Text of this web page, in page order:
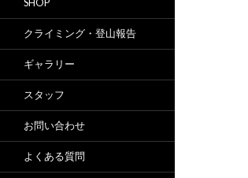
SHOP
クライミング・登山報告
ギャラリー
スタッフ
お問い合わせ
よくある質問